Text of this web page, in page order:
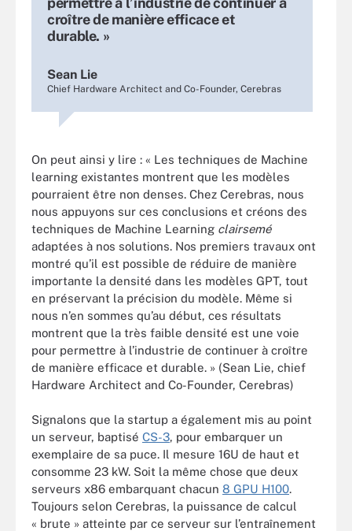
croître de manière efficace et
durable. »
Sean Lie
Chief Hardware Architect and Co-Founder, Cerebras
On peut ainsi y lire : « Les techniques de Machine
learning existantes montrent que les modèles
pourraient être non denses. Chez Cerebras, nous
nous appuyons sur ces conclusions et créons des
techniques de Machine Learning clairsemé
adaptées à nos solutions. Nos premiers travaux ont
montré qu’il est possible de réduire de manière
importante la densité dans les modèles GPT, tout
en préservant la précision du modèle. Même si
nous n’en sommes qu’au début, ces résultats
montrent que la très faible densité est une voie
pour permettre à l’industrie de continuer à croître
de manière efficace et durable. » (Sean Lie, chief
Hardware Architect and Co-Founder, Cerebras)
Signalons que la startup a également mis au point
un serveur, baptisé CS-3, pour embarquer un
exemplaire de sa puce. Il mesure 16U de haut et
consomme 23 kW. Soit la même chose que deux
serveurs x86 embarquant chacun 8 GPU H100.
Toujours selon Cerebras, la puissance de calcul
« brute » atteinte par ce serveur sur l’entraînement